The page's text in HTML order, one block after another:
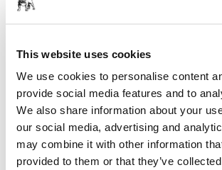
This website uses cookies
We use cookies to personalise content
provide social media features and to
We also share information about your
our social media, advertising and
may combine it with other information
provided to them or that they’ve
ditt rent. DEXOS er et helt ny støvsuger
elektroverktøyene og gir et renere,
mer produktivt arbeidsmiljø. Utviklet fra
ledsage Mirka-elektroverktøy og har en
detaljer for å gjøre slipearbeidet enklere,
effektivt for operatøren.